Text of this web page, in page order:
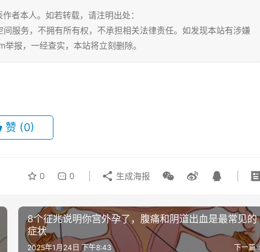
者本人。如若转载，请注明出处：
服务，不拥有所有权，不承担相关法律责任。如发现本站有涉嫌
报，一经查实，本站将立刻删除。
赞 (0)
0 0 生成海报
8个征兆说明你宫外孕了，腹痛和阴道出血是最常见的
症状
下一篇
2025年1月24日 下午8:43